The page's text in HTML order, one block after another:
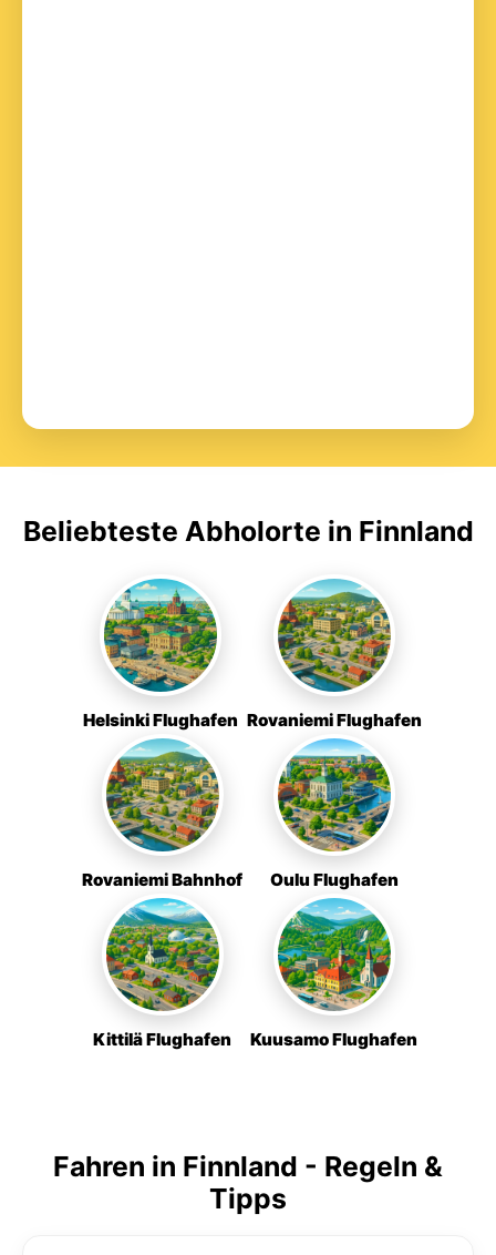
Beliebteste Abholorte in Finnland
Helsinki Flughafen Rovaniemi Flughafen
Rovaniemi Bahnhof Oulu Flughafen
Kittilä Flughafen Kuusamo Flughafen
Fahren in Finnland - Regeln &
Tipps